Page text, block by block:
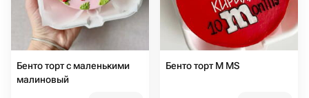
Бенто торт с маленькими
малиновый
Бенто торт M MS